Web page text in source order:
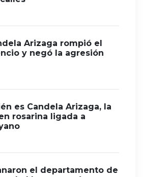
Arizaga rompió el
y negó la agresión
es Candela Arizaga, la
rosarina ligada a
el departamento de